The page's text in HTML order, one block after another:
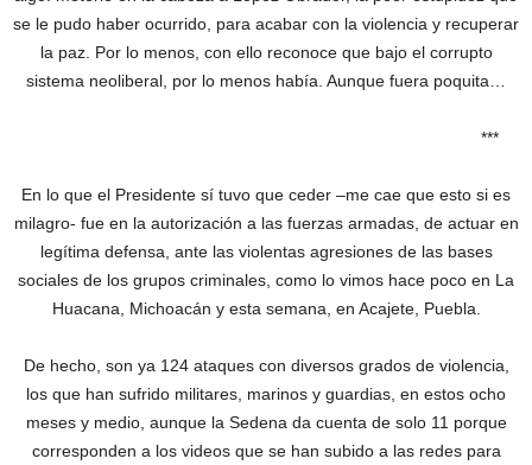
se le pudo haber ocurrido, para acabar con la violencia y recuperar
la paz. Por lo menos, con ello reconoce que bajo el corrupto
sistema neoliberal, por lo menos había. Aunque fuera poquita…
***
En lo que el Presidente sí tuvo que ceder –me cae que esto si es
milagro- fue en la autorización a las fuerzas armadas, de actuar en
legítima defensa, ante las violentas agresiones de las bases
sociales de los grupos criminales, como lo vimos hace poco en La
Huacana, Michoacán y esta semana, en Acajete, Puebla.
De hecho, son ya 124 ataques con diversos grados de violencia,
los que han sufrido militares, marinos y guardias, en estos ocho
meses y medio, aunque la Sedena da cuenta de solo 11 porque
corresponden a los videos que se han subido a las redes para